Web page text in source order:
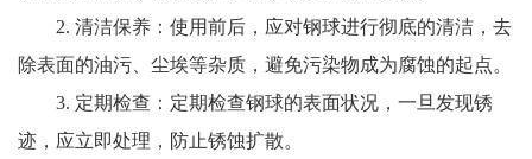
2. 清洁保养：使用前后，应对钢球进行彻底的清洁，去
除表面的油污、尘埃等杂质，避免污染物成为腐蚀的起点。
3. 定期检查：定期检查钢球的表面状况，一旦发现锈
迹，应立即处理，防止锈蚀扩散。